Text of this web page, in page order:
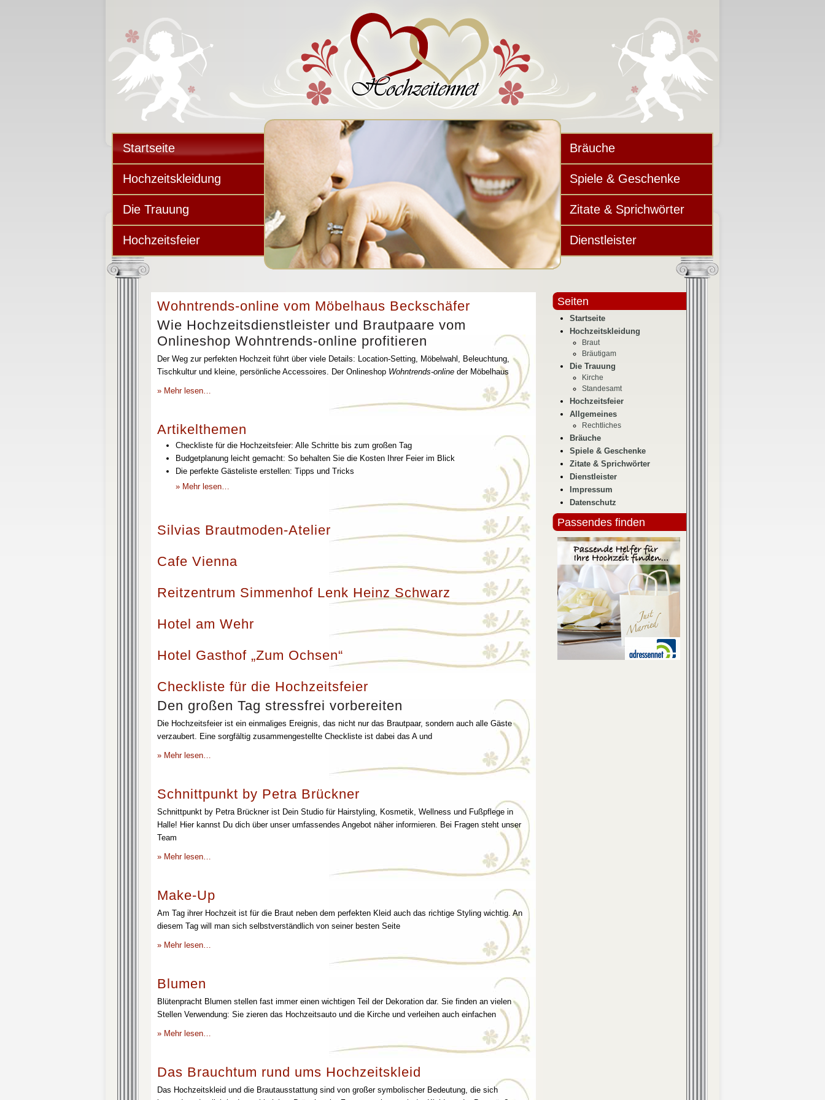
Startseite
Hochzeitskleidung
Die Trauung
Hochzeitsfeier
Bräuche
Spiele & Geschenke
Zitate & Sprichwörter
Dienstleister
Wohntrends-online vom Möbelhaus Beckschäfer
Wie Hochzeitsdienstleister und Brautpaare vom
Onlineshop Wohntrends-online profitieren
Der Weg zur perfekten Hochzeit führt über viele Details: Location-Setting, Möbelwahl, Beleuchtung,
Tischkultur und kleine, persönliche Accessoires. Der Onlineshop Wohntrends-online der Möbelhaus
» Mehr lesen…
Artikelthemen
Checkliste für die Hochzeitsfeier: Alle Schritte bis zum großen Tag
Budgetplanung leicht gemacht: So behalten Sie die Kosten Ihrer Feier im Blick
Die perfekte Gästeliste erstellen: Tipps und Tricks
» Mehr lesen…
Silvias Brautmoden-Atelier
Cafe Vienna
Reitzentrum Simmenhof Lenk Heinz Schwarz
Hotel am Wehr
Hotel Gasthof „Zum Ochsen“
Checkliste für die Hochzeitsfeier
Den großen Tag stressfrei vorbereiten
Die Hochzeitsfeier ist ein einmaliges Ereignis, das nicht nur das Brautpaar, sondern auch alle Gäste
verzaubert. Eine sorgfältig zusammengestellte Checkliste ist dabei das A und
» Mehr lesen…
Schnittpunkt by Petra Brückner
Schnittpunkt by Petra Brückner ist Dein Studio für Hairstyling, Kosmetik, Wellness und Fußpflege in
Halle! Hier kannst Du dich über unser umfassendes Angebot näher informieren. Bei Fragen steht unser
Team
» Mehr lesen…
Make-Up
Am Tag ihrer Hochzeit ist für die Braut neben dem perfekten Kleid auch das richtige Styling wichtig. An
diesem Tag will man sich selbstverständlich von seiner besten Seite
» Mehr lesen…
Blumen
Blütenpracht Blumen stellen fast immer einen wichtigen Teil der Dekoration dar. Sie finden an vielen
Stellen Verwendung: Sie zieren das Hochzeitsauto und die Kirche und verleihen auch einfachen
» Mehr lesen…
Das Brauchtum rund ums Hochzeitskleid
Das Hochzeitskleid und die Brautausstattung sind von großer symbolischer Bedeutung, die sich
Seiten
Startseite
Hochzeitskleidung
Braut
Bräutigam
Die Trauung
Kirche
Standesamt
Hochzeitsfeier
Allgemeines
Rechtliches
Bräuche
Spiele & Geschenke
Zitate & Sprichwörter
Dienstleister
Impressum
Datenschutz
Passendes finden